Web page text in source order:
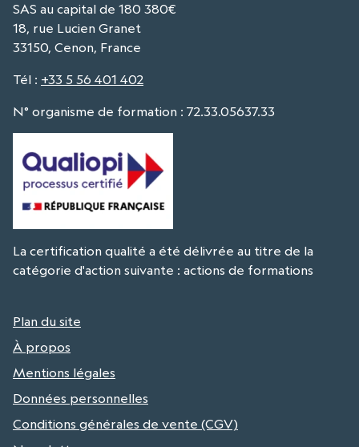
SAS au capital de 180 380€
18, rue Lucien Granet
33150, Cenon, France
Tél : +33 5 56 401 402
N° organisme de formation : 72.33.05637.33
La certification qualité a été délivrée au titre de la
catégorie d'action suivante : actions de formations
Plan du site
À propos
Mentions légales
Données personnelles
Conditions générales de vente (CGV)